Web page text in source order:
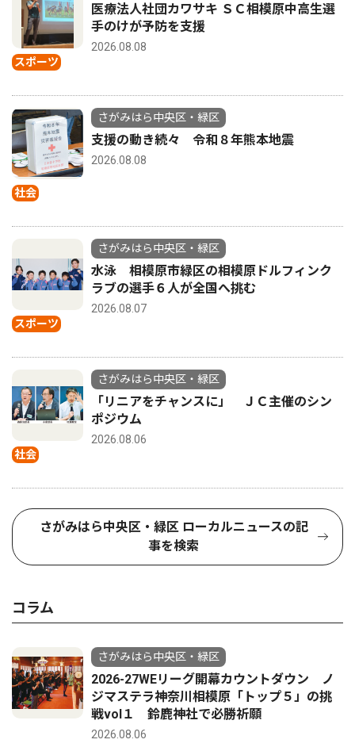
スポーツ
医療法人社団カワサキ ＳＣ相模原中高生選
手のけが予防を支援
2026.08.08
社会
さがみはら中央区・緑区
支援の動き続々 令和８年熊本地震
2026.08.08
スポーツ
さがみはら中央区・緑区
水泳 相模原市緑区の相模原ドルフィンク
ラブの選手６人が全国へ挑む
2026.08.07
社会
さがみはら中央区・緑区
「リニアをチャンスに」 ＪＣ主催のシン
ポジウム
2026.08.06
さがみはら中央区・緑区 ローカルニュースの記
事を検索
コラム
さがみはら中央区・緑区
2026-27WEリーグ開幕カウントダウン ノ
ジマステラ神奈川相模原「トップ５」の挑
戦vol１ 鈴鹿神社で必勝祈願
2026.08.06